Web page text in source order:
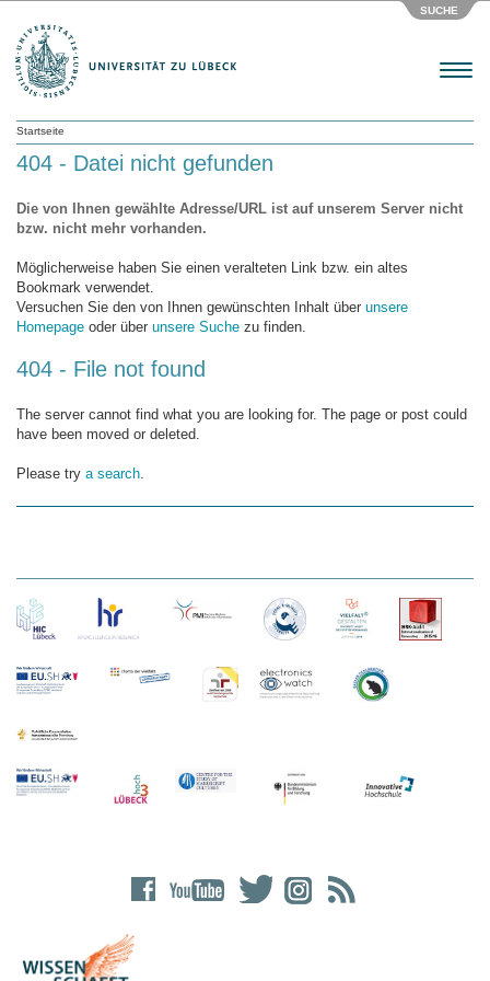
SUCHE
Menu
Startseite
404 - Datei nicht gefunden
Die von Ihnen gewählte Adresse/URL ist auf unserem Server nicht
bzw. nicht mehr vorhanden.
Möglicherweise haben Sie einen veralteten Link bzw. ein altes
Bookmark verwendet.
Versuchen Sie den von Ihnen gewünschten Inhalt über unsere
Homepage oder über unsere Suche zu finden.
404 - File not found
The server cannot find what you are looking for. The page or post could
have been moved or deleted.
Please try a search.